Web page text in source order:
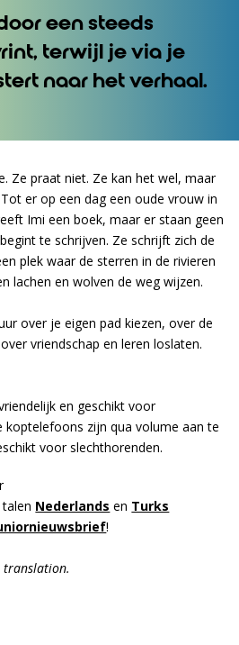
een steeds
terwijl je via je
naar het verhaal.
Ze praat niet. Ze kan het wel, maar
er op een dag een oude vrouw in
Imi een boek, maar er staan geen
te schrijven. Ze schrijft zich de
plek waar de sterren in de rivieren
lachen en wolven de weg wijzen.
over je eigen pad kiezen, over de
vriendschap en leren loslaten.
en geschikt voor
koptelefoons zijn qua volume aan te
voor slechthorenden.
Nederlands en Turks
!
translation.
Inzoomen